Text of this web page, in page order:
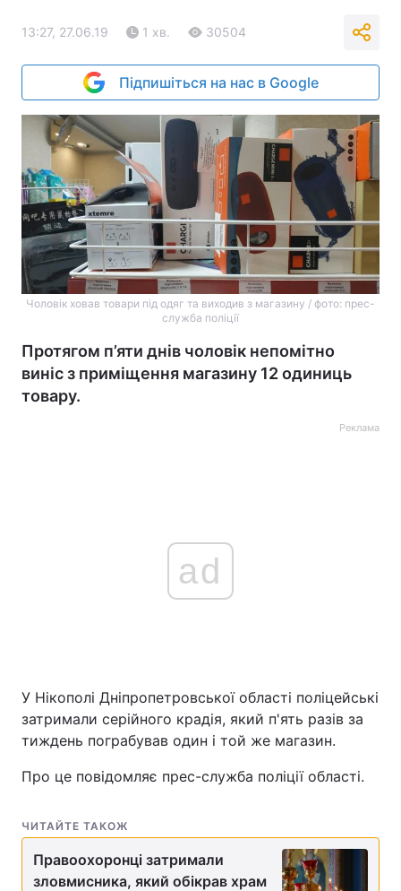
13:27, 27.06.19 1 хв. 30504
Підпишіться на нас в Google
Чоловік ховав товари під одяг та виходив з магазину / фото: прес-
служба поліції
Протягом п’яти днів чоловік непомітно
виніс з приміщення магазину 12 одиниць
товару.
Реклама
ad
У Нікополі Дніпропетровської області поліцейські
затримали серійного крадія, який п'ять разів за
тиждень пограбував один і той же магазин.
Про це повідомляє прес-служба поліції області.
ЧИТАЙТЕ ТАКОЖ
Правоохоронці затримали
зловмисника, який обікрав храм